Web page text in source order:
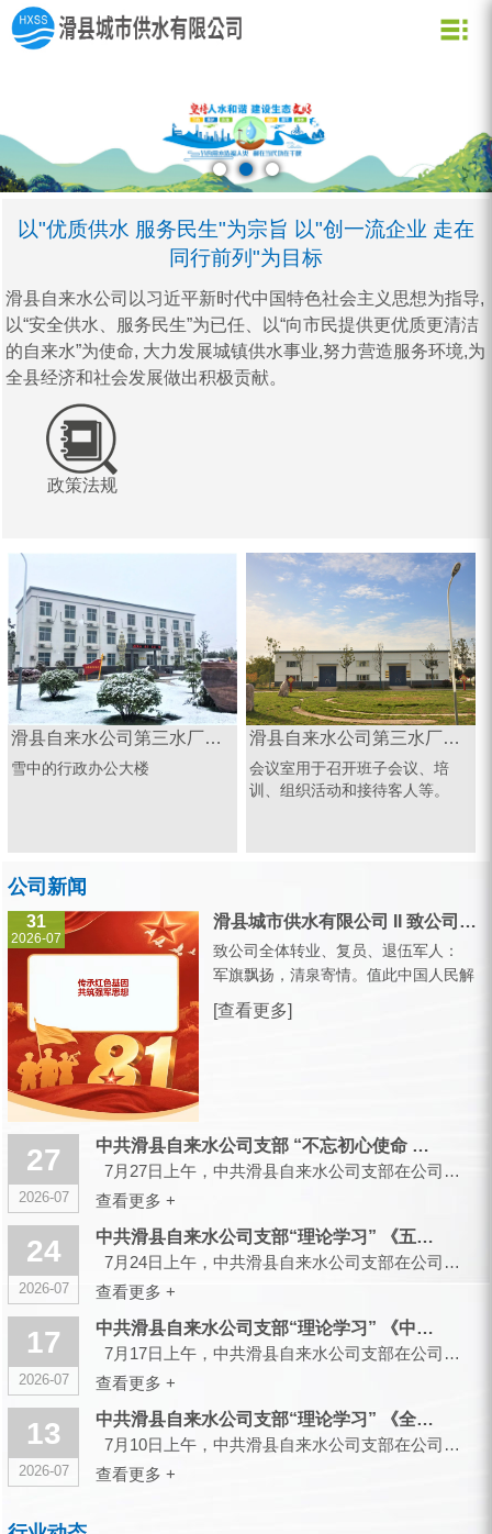
企业理念
创新理念
营业网点
水质信息
以"优质供水 服务民生"为宗旨 以"创一流企业 走在
同行前列"为目标
滑县自来水公司以习近平新时代中国特色社会主义思想为指导,
以“安全供水、服务民生”为已任、以“向市民提供更优质更清洁
的自来水”为使命, 大力发展城镇供水事业,努力营造服务环境,为
全县经济和社会发展做出积极贡献。
政策法规
滑县自来水公司第三水厂办公楼
雪中的行政办公大楼
滑县自来水公司第三水厂会议室
会议室用于召开班子会议、培
训、组织活动和接待客人等。
公司新闻
31
2026-07
滑县城市供水有限公司 II 致公司全体转业、复员、退伍军人的一封信
致公司全体转业、复员、退伍军人：
军旗飘扬，清泉寄情。值此中国人民解
放军建军99周年之际，滑县城市供水有
限公司，向全体曾身披戎装、现扎根水
[查看更多]
27
2026-07
中共滑县自来水公司支部 “不忘初心使命 传承红色基因”主题党...
7月27日上午，中共滑县自来水公司支部在公司大会议室召开会议，组织开展“不忘初心使命 传承红色...
查看更多 +
24
2026-07
中共滑县自来水公司支部“理论学习” 《五起政绩观偏差典型案件...
7月24日上午，中共滑县自来水公司支部在公司大会议室召开会议，组织开展“理论学习”...
查看更多 +
17
2026-07
中共滑县自来水公司支部“理论学习” 《中央党的建设工作领导小...
7月17日上午，中共滑县自来水公司支部在公司大会议室召开会议，组织开展“理论学习”...
查看更多 +
13
2026-07
中共滑县自来水公司支部“理论学习” 《全省树立和践行正确政绩...
7月10日上午，中共滑县自来水公司支部在公司大会议室召开会议，组织开展“理论学习”...
查看更多 +